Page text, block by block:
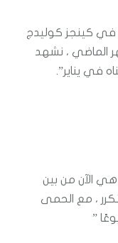
كينجز كوليدج
، نشهد
يناير”.
من بين
، مع الحمى